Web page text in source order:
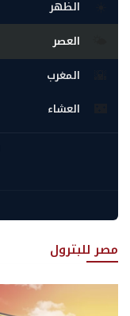
الظهر
العصر
المغرب
العشاء
مصر للبترول